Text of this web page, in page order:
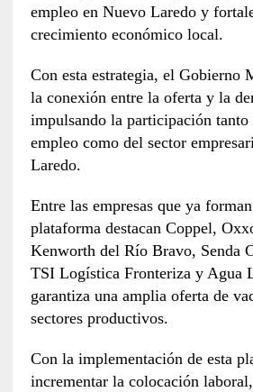
empleo en Nuevo Laredo y
crecimiento económico local.
Con esta estrategia, el Gobierno
la conexión entre la oferta y la
impulsando la participación tanto
empleo como del sector
Laredo.
Entre las empresas que ya
plataforma destacan Coppel,
Kenworth del Río Bravo, Senda
TSI Logística Fronteriza y Agua
garantiza una amplia oferta de
sectores productivos.
Con la implementación de esta
incrementar la colocación